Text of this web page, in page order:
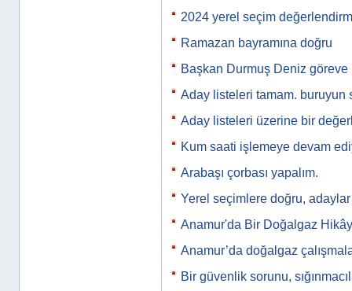
2024 yerel seçim
Ramazan bayramına doğru
Başkan Durmuş Deniz göreve
Aday listeleri tamam. buruyun
Aday listeleri üzerine bir
Kum saati işlemeye devam
Arabaşı çorbası yapalım.
Yerel seçimlere doğru, adaylar
Anamur'da Bir Doğalgaz
Anamur’da doğalgaz
Bir güvenlik sorunu,